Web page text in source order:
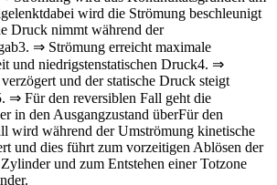
wird die Strömung beschleunigt
Druck nimmt während der
⇒ Strömung erreicht maximale
und niedrigstenstatischen Druck4. ⇒
und der statische Druck steigt
⇒ Für den reversiblen Fall geht die
in den Ausgangzustand überFür den
wird während der Umströmung kinetische
und dies führt zum vorzeitigen Ablösen der
und zum Entstehen einer Totzone